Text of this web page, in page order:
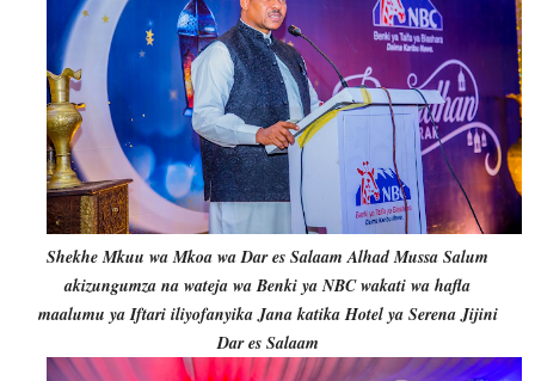
Shekhe Mkuu wa Mkoa wa Dar es Salaam Alhad Mussa Salum
akizungumza na wateja wa Benki ya NBC wakati wa hafla
maalumu ya Iftari iliyofanyika Jana katika Hotel ya Serena Jijini
Dar es Salaam